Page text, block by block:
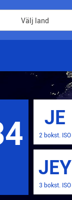
Välj land
JE
2 bokst. ISO
JEY
3 bokst. ISO